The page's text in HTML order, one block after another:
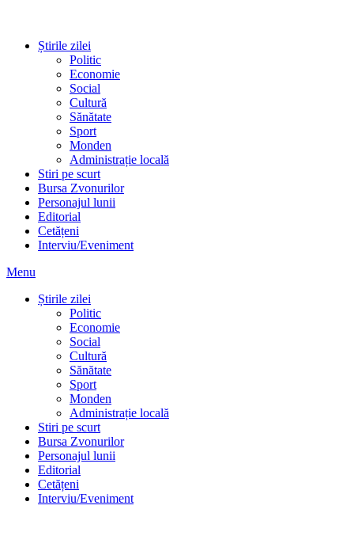
Știrile zilei
Politic
Economie
Social
Cultură
Sănătate
Sport
Monden
Administrație locală
Stiri pe scurt
Bursa Zvonurilor
Personajul lunii
Editorial
Cetățeni
Interviu/Eveniment
Menu
Știrile zilei
Politic
Economie
Social
Cultură
Sănătate
Sport
Monden
Administrație locală
Stiri pe scurt
Bursa Zvonurilor
Personajul lunii
Editorial
Cetățeni
Interviu/Eveniment